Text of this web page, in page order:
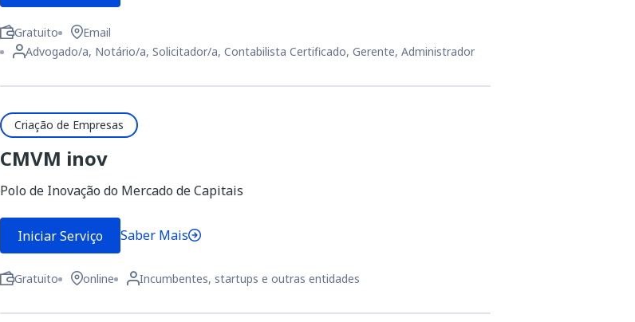
Gratuito
Email
Advogado/a, Notário/a, Solicitador/a, Contabilista Certificado, Gerente, Administrador
Criação de Empresas
CMVM inov
Polo de Inovação do Mercado de Capitais
Iniciar Serviço Saber Mais
Gratuito online Incumbentes, startups e outras entidades